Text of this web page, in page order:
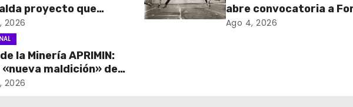
proyecto que
el control de
durante estados
2026
abre convocatoria a
Cultura 2027 con foco
Ago 4, 2026
la Minería APRIMIN:
«nueva maldición» de
al rol clave de
2026